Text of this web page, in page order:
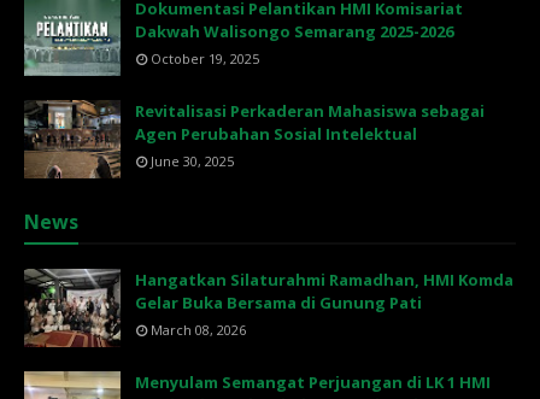
Dokumentasi Pelantikan HMI Komisariat
Dakwah Walisongo Semarang 2025-2026
October 19, 2025
Revitalisasi Perkaderan Mahasiswa sebagai
Agen Perubahan Sosial Intelektual
June 30, 2025
News
Hangatkan Silaturahmi Ramadhan, HMI Komda
Gelar Buka Bersama di Gunung Pati
March 08, 2026
Menyulam Semangat Perjuangan di LK 1 HMI